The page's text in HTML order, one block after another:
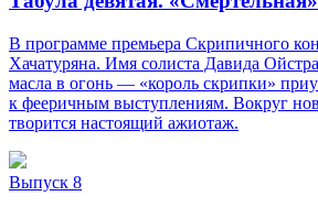
В программе премьера Скрипичного
Хачатуряна. Имя солиста Давида
масла в огонь — «король скрипки»
к фееричным выступлениям. Вокруг
творится настоящий ажиотаж.
Выпуск 8